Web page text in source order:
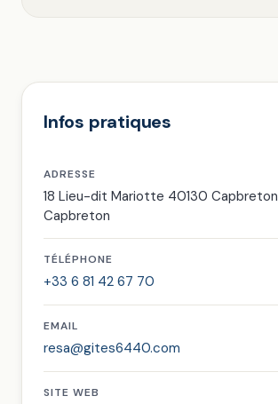
Infos pratiques
ADRESSE
18 Lieu-dit Mariotte 40130 Capbreton
Capbreton
TÉLÉPHONE
+33 6 81 42 67 70
EMAIL
resa@gites6440.com
SITE WEB